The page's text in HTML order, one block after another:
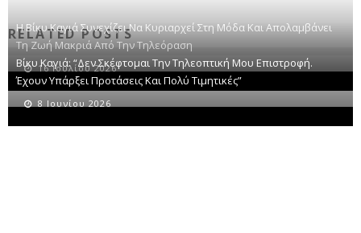
RELATED POSTS
Η Βίκυ Καγιά Συνεχίζει Να Κυριαρχεί Στη Μόδα Και Απολαμβάνει
Τη Ζωή Μακριά Από Την Τηλεόραση
16 Ιουλίου 2026
Βίκυ Καγιά: “Δεν Σκέφτομαι Την Τηλεοπτική Μου Επιστροφή.
Έχουν Υπάρξει Προτάσεις Και Πολύ Τιμητικές”
8 Ιουνίου 2026